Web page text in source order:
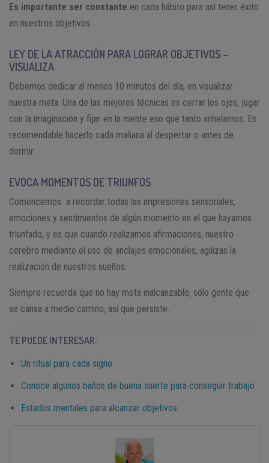
Es importante ser constante en cada hábito para así tener éxito
en nuestros objetivos.
LEY DE LA ATRACCIÓN PARA LOGRAR OBJETIVOS –
VISUALIZA
Debemos dedicar al menos 10 minutos del día, en visualizar
nuestra meta. Una de las mejores técnicas es cerrar los ojos, jugar
con la imaginación y fijar en la mente eso que tanto anhelamos. Es
recomendable hacerlo cada mañana al despertar o antes de
dormir.
EVOCA MOMENTOS DE TRIUNFOS
Comencemos a recordar todas las impresiones sensoriales,
emociones y sentimientos de algún momento en el que hayamos
triunfado, y es que cuando realizamos afirmaciones, nuestro
cerebro mediante el uso de anclajes emocionales, agilizas la
realización de nuestros sueños.
Siempre recuerda que no hay meta inalcanzable, sólo gente que
se cansa a medio camino, así que persiste.
TE PUEDE INTERESAR:
Un ritual para cada signo
Conoce algunos baños de buena suerte para conseguir trabajo
Estados mentales para alcanzar objetivos